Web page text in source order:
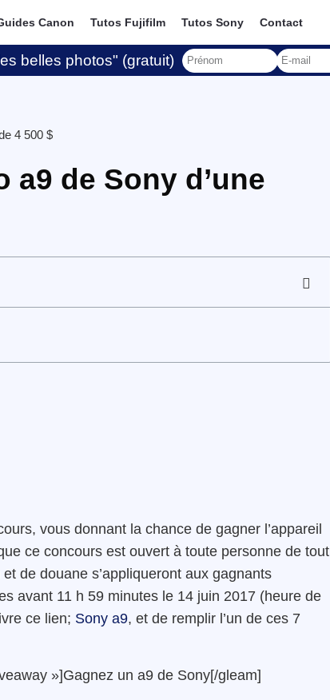
Canon Tutos Fujifilm Tutos Sony Contact
belles photos" (gratuit)
4 500 $
de Sony d’une
vous donnant la chance de gagner l’appareil
ce concours est ouvert à toute personne de tout
de douane s’appliqueront aux gagnants
avant 11 h 59 minutes le 14 juin 2017 (heure de
ce lien; Sony a9, et de remplir l’un de ces 7
»]Gagnez un a9 de Sony[/gleam]